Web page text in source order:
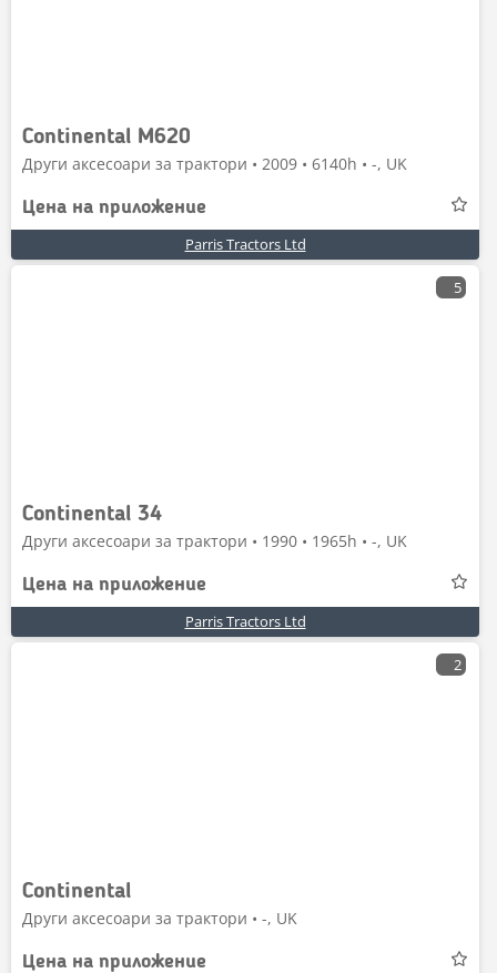
Continental M620
Други аксесоари за трактори • 2009 • 6140h • -, UK
Цена на приложение
Parris Tractors Ltd
5
Continental 34
Други аксесоари за трактори • 1990 • 1965h • -, UK
Цена на приложение
Parris Tractors Ltd
2
Continental
Други аксесоари за трактори • -, UK
Цена на приложение